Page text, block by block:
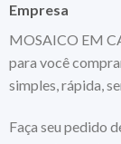
Empresa
MOSAICO EM
para você
simples, rápida,
Faça seu pedido